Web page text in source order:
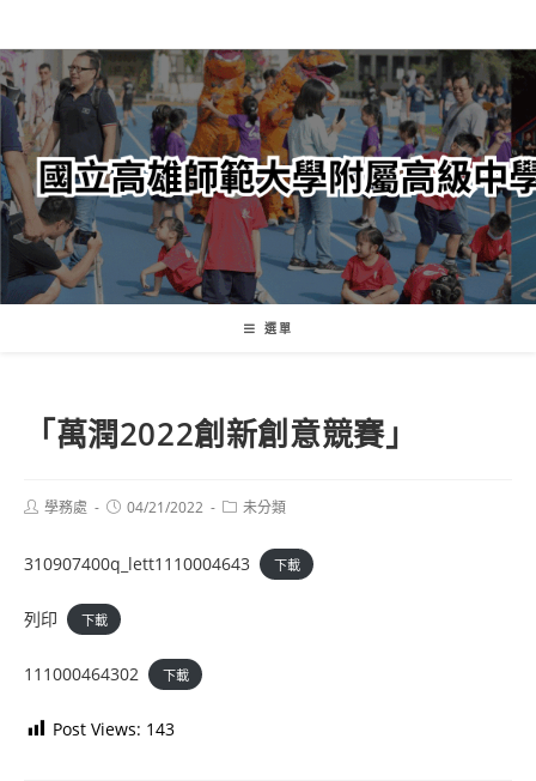
轉
至
主
內
容
選單
「萬潤2022創新創意競賽」
Post學務處
Post04/21/2022
Post未分類
310907400q_lett1110004643 下載
列印 下載
111000464302 下載
Post Views: 143